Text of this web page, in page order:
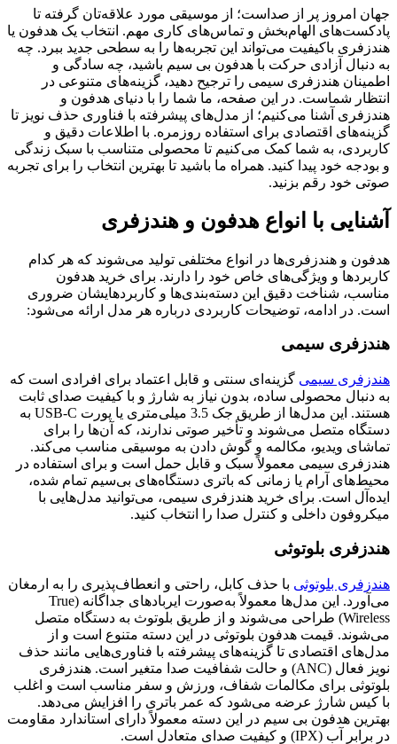
جهان امروز پر از صداست؛ از موسیقی مورد علاقه‌تان گرفته تا
پادکست‌های الهام‌بخش و تماس‌های کاری مهم. انتخاب یک هدفون یا
هندزفری باکیفیت می‌تواند این تجربه‌ها را به سطحی جدید ببرد. چه
به دنبال آزادی حرکت با هدفون بی سیم باشید، چه سادگی و
اطمینان هندزفری سیمی را ترجیح دهید، گزینه‌های متنوعی در
انتظار شماست. در این صفحه، ما شما را با دنیای هدفون و
هندزفری آشنا می‌کنیم؛ از مدل‌های پیشرفته با فناوری حذف نویز تا
گزینه‌های اقتصادی برای استفاده روزمره. با اطلاعات دقیق و
کاربردی، به شما کمک می‌کنیم تا محصولی متناسب با سبک زندگی
و بودجه خود پیدا کنید. همراه ما باشید تا بهترین انتخاب را برای تجربه
صوتی خود رقم بزنید.
آشنایی با انواع هدفون و هندزفری
هدفون و هندزفری‌ها در انواع مختلفی تولید می‌شوند که هر کدام
کاربردها و ویژگی‌های خاص خود را دارند. برای خرید هدفون
مناسب، شناخت دقیق این دسته‌بندی‌ها و کاربردهایشان ضروری
است. در ادامه، توضیحات کاربردی درباره هر مدل ارائه می‌شود:
هندزفری سیمی
هندزفری سیمی گزینه‌ای سنتی و قابل اعتماد برای افرادی است که
به دنبال محصولی ساده، بدون نیاز به شارژ و با کیفیت صدای ثابت
هستند. این مدل‌ها از طریق جک 3.5 میلی‌متری یا پورت USB-C به
دستگاه متصل می‌شوند و تأخیر صوتی ندارند، که آن‌ها را برای
تماشای ویدیو، مکالمه و گوش دادن به موسیقی مناسب می‌کند.
هندزفری سیمی معمولاً سبک و قابل حمل است و برای استفاده در
محیط‌های آرام یا زمانی که باتری دستگاه‌های بی‌سیم تمام شده،
ایده‌آل است. برای خرید هندزفری سیمی، می‌توانید مدل‌هایی با
میکروفون داخلی و کنترل صدا را انتخاب کنید.
هندزفری بلوتوثی
هندزفری بلوتوثی با حذف کابل، راحتی و انعطاف‌پذیری را به ارمغان
می‌آورد. این مدل‌ها معمولاً به‌صورت ایربادهای جداگانه (True
Wireless) طراحی می‌شوند و از طریق بلوتوث به دستگاه متصل
می‌شوند. قیمت هدفون بلوتوثی در این دسته متنوع است و از
مدل‌های اقتصادی تا گزینه‌های پیشرفته با فناوری‌هایی مانند حذف
نویز فعال (ANC) و حالت شفافیت صدا متغیر است. هندزفری
بلوتوثی برای مکالمات شفاف، ورزش و سفر مناسب است و اغلب
با کیس شارژ عرضه می‌شود که عمر باتری را افزایش می‌دهد.
بهترین هدفون بی سیم در این دسته معمولاً دارای استاندارد مقاومت
در برابر آب (IPX) و کیفیت صدای متعادل است.